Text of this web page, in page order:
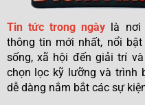
Tin tức trong ngày là nơi
thông tin mới nhất, nổi
sống, xã hội đến giải trí
chọn lọc kỹ lưỡng và trình
dễ dàng nắm bắt các sự